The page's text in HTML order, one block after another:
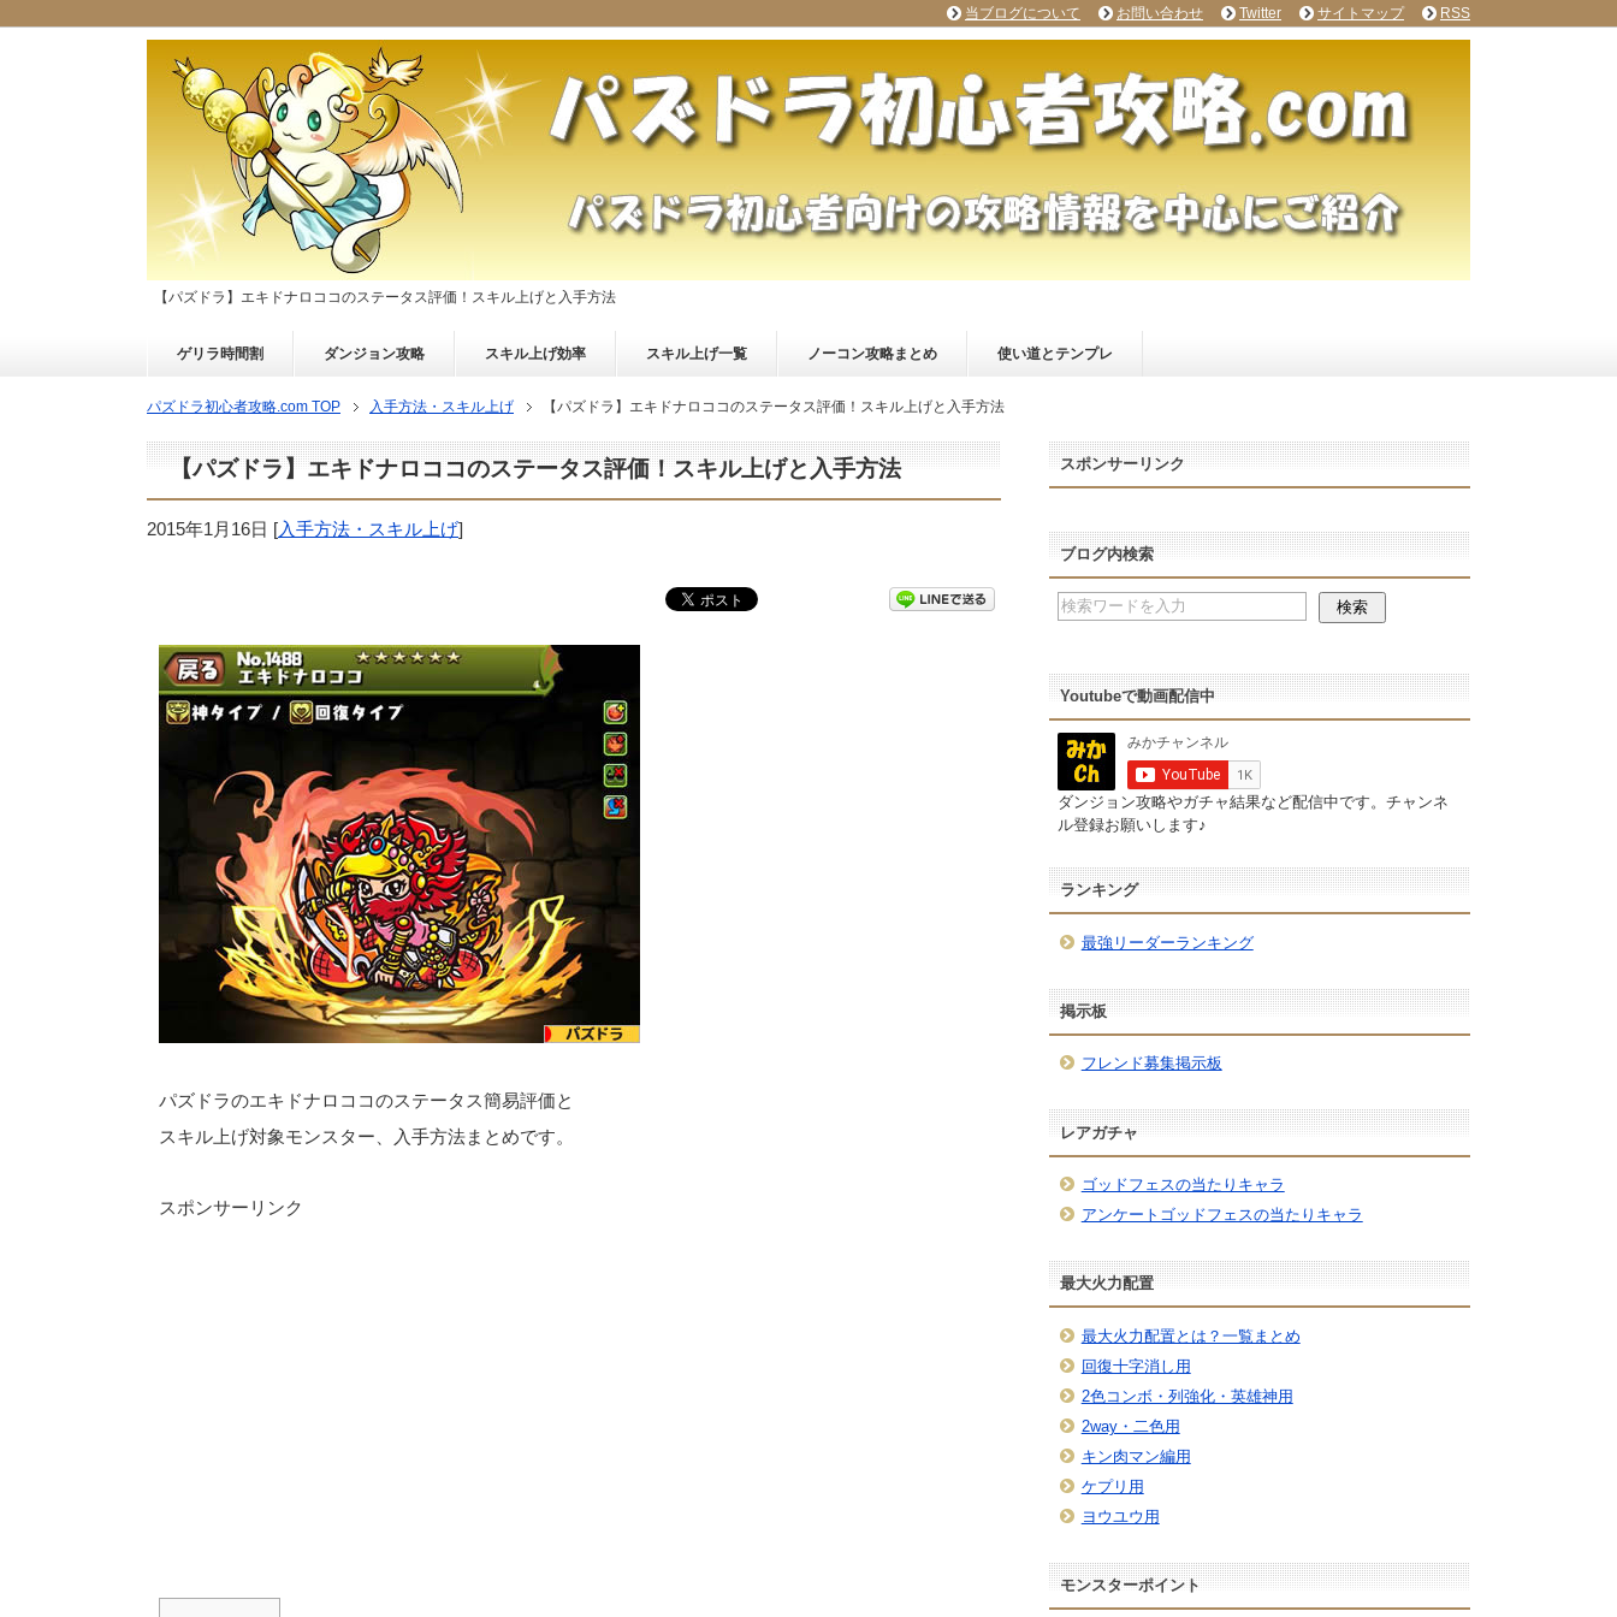
【パズドラ】エキドナロココのステータス評価！スキル上げと入手方法
ゲリラ時間割 ダンジョン攻略 スキル上げ効率 スキル上げ一覧 ノーコン攻略まとめ 使い道とテンプレ
パズドラ初心者攻略.com TOP 入手方法・スキル上げ 【パズドラ】エキドナロココのステータス評価！スキル上げと入手方法
【パズドラ】エキドナロココのステータス評価！スキル上げと入手方法
2015年1月16日 [入手方法・スキル上げ]
パズドラのエキドナロココのステータス簡易評価と
スキル上げ対象モンスター、入手方法まとめです。
スポンサーリンク
スポンサーリンク
ブログ内検索
Youtubeで動画配信中
ダンジョン攻略やガチャ結果など配信中です。チャンネ
ル登録お願いします♪
ランキング
最強リーダーランキング
掲示板
フレンド募集掲示板
レアガチャ
ゴッドフェスの当たりキャラ
アンケートゴッドフェスの当たりキャラ
最大火力配置
最大火力配置とは？一覧まとめ
回復十字消し用
2色コンボ・列強化・英雄神用
2way・二色用
キン肉マン編用
ケプリ用
ヨウユウ用
モンスターポイント
当ブログについて お問い合わせ Twitter サイトマップ RSS